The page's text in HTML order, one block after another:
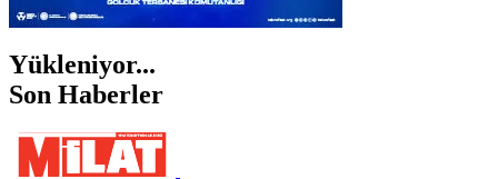
Yükleniyor...
Son Haberler